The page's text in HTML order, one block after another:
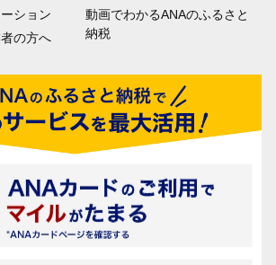
ション
の方へ
動画でわかるANAのふるさと
納税